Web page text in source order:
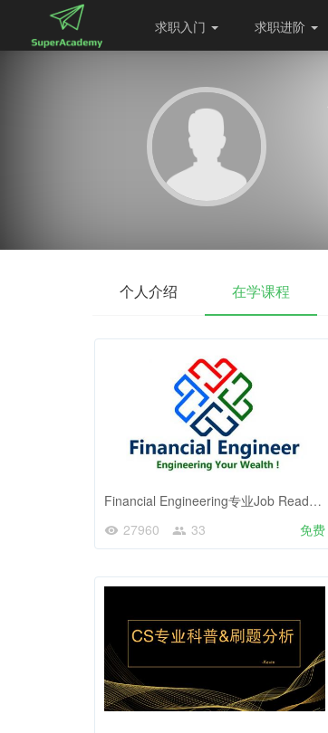
求职入门 求职进阶
个人介绍 在学课程
Financial Engineering专业Job Ready测试前测
27960
33 免费